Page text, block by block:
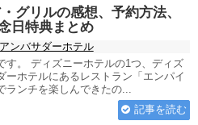
グリルの感想、予約方法、
日特典まとめ
ンバサダーホテル
す。 ディズニーホテルの1つ、ディズ
ーホテルにあるレストラン「エンパイ
ランチを楽しんできたの...
記事を読む